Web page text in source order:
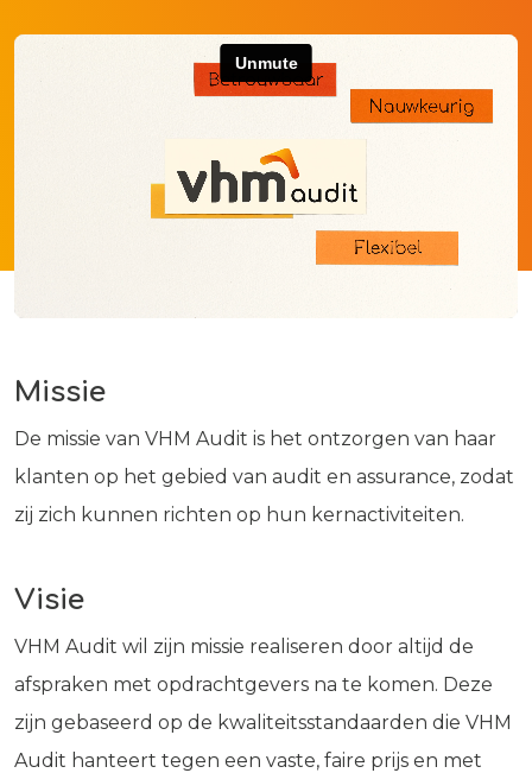
Missie
De missie van VHM Audit is het ontzorgen van haar
klanten op het gebied van audit en assurance, zodat
zij zich kunnen richten op hun kernactiviteiten.
Visie
VHM Audit wil zijn missie realiseren door altijd de
afspraken met opdrachtgevers na te komen. Deze
zijn gebaseerd op de kwaliteitsstandaarden die VHM
Audit hanteert tegen een vaste, faire prijs en met